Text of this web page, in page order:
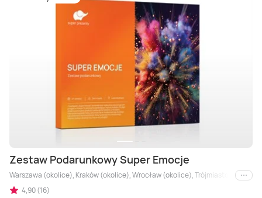
Zestaw Podarunkowy Super Emocje
Warszawa (okolice), Kraków (okolice), Wrocław (okolice), Trójmiasto
i inne
4,90 (16)